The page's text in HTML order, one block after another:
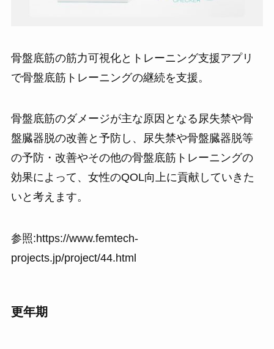
骨盤底筋の筋力可視化とトレーニング支援アプリ
で骨盤底筋トレーニングの継続を支援。
骨盤底筋のダメージが主な原因となる尿失禁や骨
盤臓器脱の改善と予防し、尿失禁や骨盤臓器脱等
の予防・改善やその他の骨盤底筋トレーニングの
効果によって、女性のQOL向上に貢献していきた
いと考えます。
参照:https://www.femtech-
projects.jp/project/44.html
更年期